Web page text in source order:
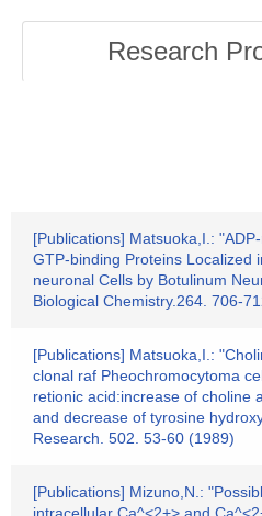
Research
[Publications] Matsuoka,I.:
GTP-binding Proteins Localized
neuronal Cells by Botulinum
Biological Chemistry.264. 706-
[Publications] Matsuoka,I.:
clonal raf Pheochromocytoma
retionic acid:increase of choline
and decrease of tyrosine
Research. 502. 53-60 (1989)
[Publications] Mizuno,N.: